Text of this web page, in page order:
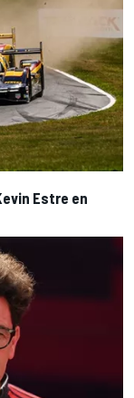
Estre en